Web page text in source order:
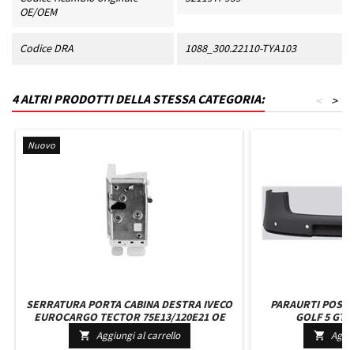
OE/OEM
Codice DRA 1088_300.22110-TYA103
4 ALTRI PRODOTTI DELLA STESSA CATEGORIA: >
<
Nuovo
SERRATURA PORTA CABINA DESTRA IVECO
EUROCARGO TECTOR 75E13/120E21 OE
98416419 - 98411951
 Aggiungi al carrello
PARAURTI
GOLF 5 GTI
